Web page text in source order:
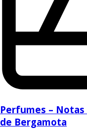
Perfumes –
de Bergamota